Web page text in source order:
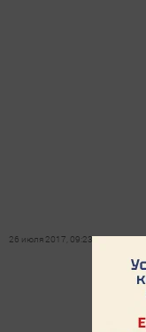
26 июля 2017, 09:23